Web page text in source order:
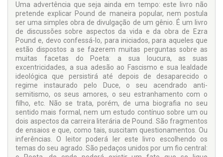
Uma advertência que seja ainda em tempo: este livro não
pretende explicar Pound de maneira popular, nem postula
ser uma simples obra de divulgação de um gênio. É um livro
de discussões sobre aspectos da vida e da obra de Ezra
Pound e, devo confessá-lo, para iniciados, para aqueles que
estão dispostos a se fazerem muitas perguntas sobre as
muitas facetas do Poeta: a sua loucura, as suas
excentricidades, a sua adesão ao Fascismo e sua lealdade
ideológica que persistirá até depois de desaparecido o
regime instaurado pelo Duce, o seu acendrado anti-
semitismo, os seus amores, o seu estranhamento com o
filho, etc. Não se trata, porém, de uma biografia no seu
sentido mais formal, nem um estudo contínuo sobre um ou
dois aspectos da carreira literária de Pound. São fragmentos
de ensaios e que, como tais, suscitam questionamentos. Ou
inferências. O leitor poderá ler este livro escolhendo os
temas do seu agrado. São pedaços unidos por um fio central: